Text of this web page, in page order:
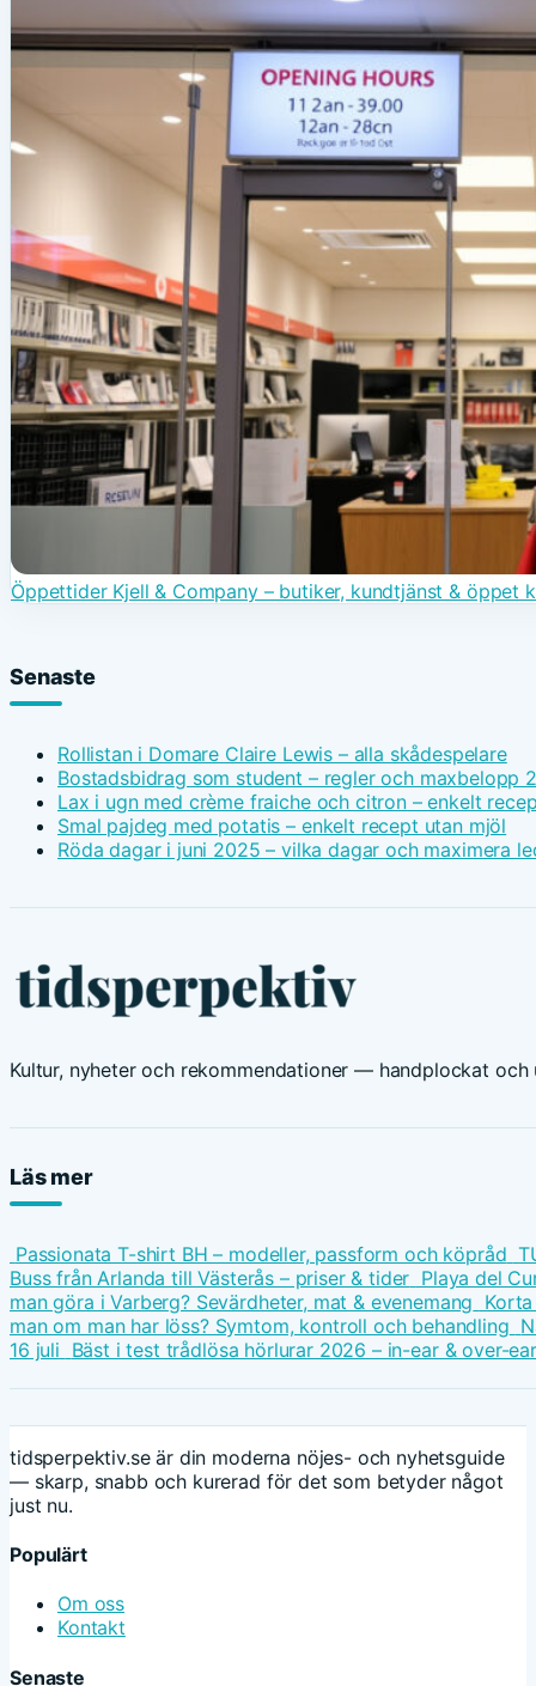
Öppettider Kjell & Company – butiker, kundtjänst & öppet
Senaste
Rollistan i Domare Claire Lewis – alla skådespelare
Bostadsbidrag som student – regler och maxbelopp
Lax i ugn med crème fraiche och citron – enkelt
Smal pajdeg med potatis – enkelt recept utan mjöl
Röda dagar i juni 2025 – vilka dagar och maximera
Kultur, nyheter och rekommendationer — handplockat
Läs mer
Passionata T-shirt BH – modeller, passform och köpråd
Buss från Arlanda till Västerås – priser & tider Playa del
man göra i Varberg? Sevärdheter, mat & evenemang
man om man har löss? Symtom, kontroll och behandling
16 juli Bäst i test trådlösa hörlurar 2026 – in-ear & over-ear
tidsperpektiv.se är din moderna nöjes- och nyhetsguide
— skarp, snabb och kurerad för det som betyder något
just nu.
Populärt
Om oss
Kontakt
Senaste